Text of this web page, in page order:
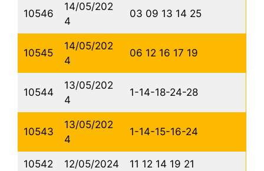
10546
14/05/202
4
03 09 13 14 25
10545
14/05/202
4
06 12 16 17 19
10544
13/05/202
4
1-14-18-24-28
10543
13/05/202
4
1-14-15-16-24
10542 12/05/2024 11 12 14 19 21